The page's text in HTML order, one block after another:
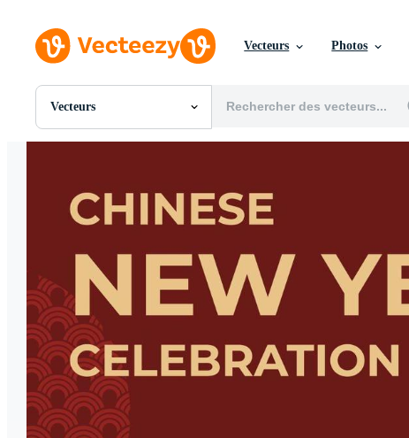
Vecteurs Photos
Vecteurs
Toutes Images
SVGs
Modèles
Vidéos
Motion graphics
Images Éditoriales
Événements Éditoriaux